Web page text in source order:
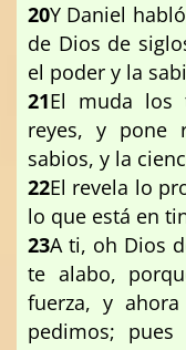
20Y Daniel
de Dios de
el poder y la
21El muda los
reyes, y pone
sabios, y la
22El revela lo
lo que está en
23A ti, oh Dios
te alabo,
fuerza, y
pedimos;